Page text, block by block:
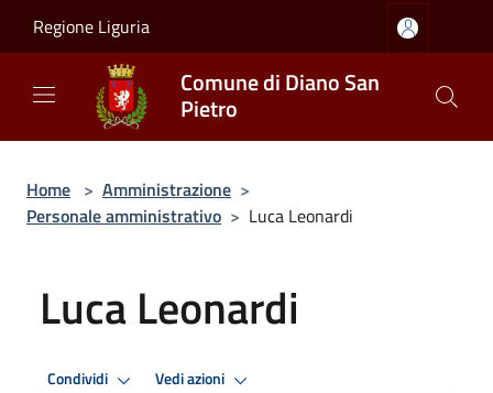
Regione Liguria
Comune di Diano San
Pietro
Home > Amministrazione >
Personale amministrativo > Luca Leonardi
Luca Leonardi
Condividi Vedi azioni